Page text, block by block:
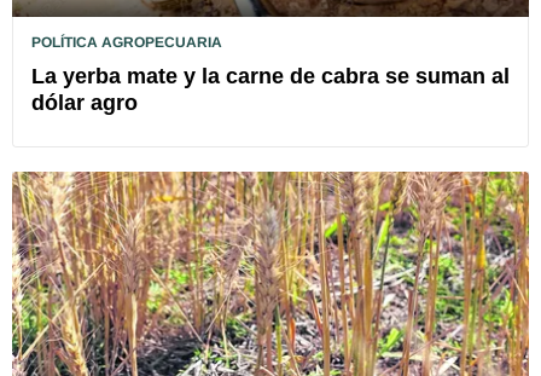
POLÍTICA AGROPECUARIA
La yerba mate y la carne de cabra se suman al
dólar agro